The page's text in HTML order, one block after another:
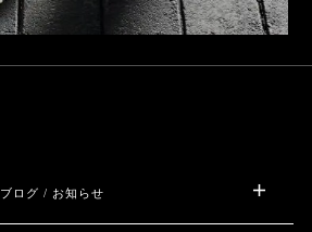
ブログ / お知らせ